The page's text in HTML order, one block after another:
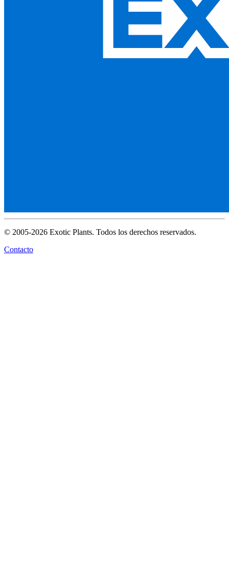
© 2005-2026 Exotic Plants. Todos los derechos reservados.
Contacto